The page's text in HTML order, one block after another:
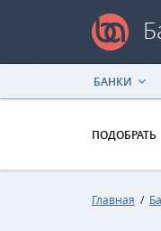
БАНКИ
ПОДОБРАТЬ
Главная /